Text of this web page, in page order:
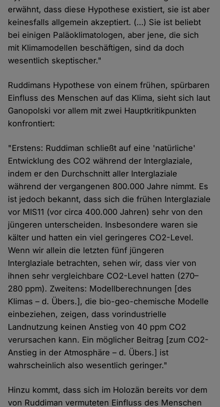
erwähnt, dass diese Hypothese existiert, sie ist aber
keinesfalls allgemein akzeptiert. (…) Sie ist beliebt
bei einigen Paläoklimatologen, aber jene, die sich
mit Klimamodellen beschäftigen, sind da doch
wesentlich skeptischer."
Ruddimans Hypothese von einem frühen, spürbaren
Einfluss des Menschen auf das Klima, sieht sich laut
Ganopolski vor allem mit zwei Hauptkritikpunkten
konfrontiert:
"Erstens: Ruddiman schließt auf eine 'natürliche'
Entwicklung des CO2 während der Interglaziale,
indem er den Durchschnitt aller Interglaziale
während der vergangenen 800.000 Jahre nimmt. Es
ist jedoch bekannt, dass sich die frühen Interglaziale
vor MIS11 (vor circa 400.000 Jahren) sehr von den
jüngeren unterscheiden. Insbesondere waren sie
kälter und hatten ein viel geringeres CO2-Level.
Wenn wir allein die letzten fünf jüngeren
Interglaziale betrachten, sehen wir, dass vier von
ihnen sehr vergleichbare CO2-Level hatten (270–
280 ppm). Zweitens: Modellberechnungen [des
Klimas – d. Übers.], die bio-geo-chemische Modelle
einbeziehen, zeigen, dass vorindustrielle
Landnutzung keinen Anstieg von 40 ppm CO2
verursachen kann. Ein möglicher Beitrag [zum CO2-
Anstieg in der Atmosphäre – d. Übers.] ist
wahrscheinlich also wesentlich geringer."
Hinzu kommt, dass sich im Holozän bereits vor dem
von Ruddiman vermuteten Einfluss des Menschen